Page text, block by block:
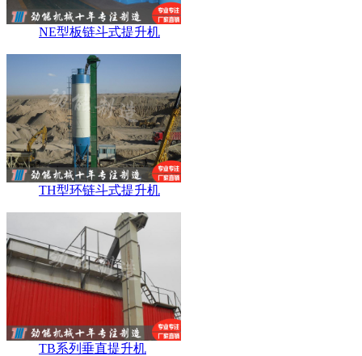
NE型板链斗式提升机
TH型环链斗式提升机
TB系列垂直提升机